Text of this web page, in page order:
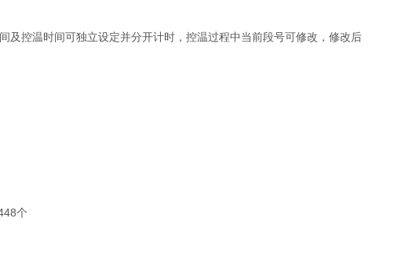
控温时间可独立设定并分开计时，控温过程中当前段号可修改，修改后
个